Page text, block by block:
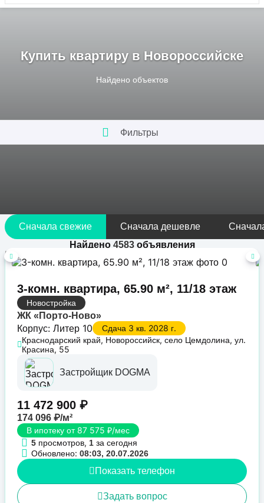
Фильтры
Купить квартиру в Новороссийске
Найдено объектов
Сначала свежие Сначала дешевле
Найдено 4583объявления
3-комн. квартира, 65.90 м², 11/18 этаж
Новостройка
ЖК «Порто-Ново»
Корпус: Литер 10
Сдача 3 кв. 2028 г.
Краснодарский край, Новороссийск, село Цемдолина, ул.
Красина, 55
Застройщик DOGMA
11 472 900 ₽
174 096 ₽/м²
В ипотеку от 87 575 ₽/мес
5 просмотров, 1 за сегодня
Обновлено: 08:03, 20.07.2026
Показать телефон
Задать вопрос